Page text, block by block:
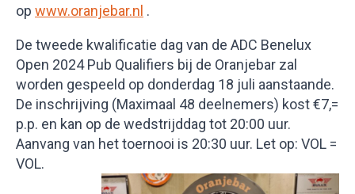
op www.oranjebar.nl .
De tweede kwalificatie dag van de ADC Benelux
Open 2024 Pub Qualifiers bij de Oranjebar zal
worden gespeeld op donderdag 18 juli aanstaande.
De inschrijving (Maximaal 48 deelnemers) kost €7,=
p.p. en kan op de wedstrijddag tot 20:00 uur.
Aanvang van het toernooi is 20:30 uur. Let op: VOL =
VOL.